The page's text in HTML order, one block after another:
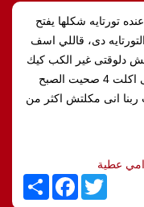
o
o
e
r
تورتايه شكلها يفتح
دی، قاللي اسف
دلوقتى غير الكب كيك
دى، لقيت شكلها وحش اوى بس من جوعی اکلت 4 صحيت الصبح
4 مواد، حمدت ربنا انى مكلتش اكثر من
عطية
S
F
a
T
w